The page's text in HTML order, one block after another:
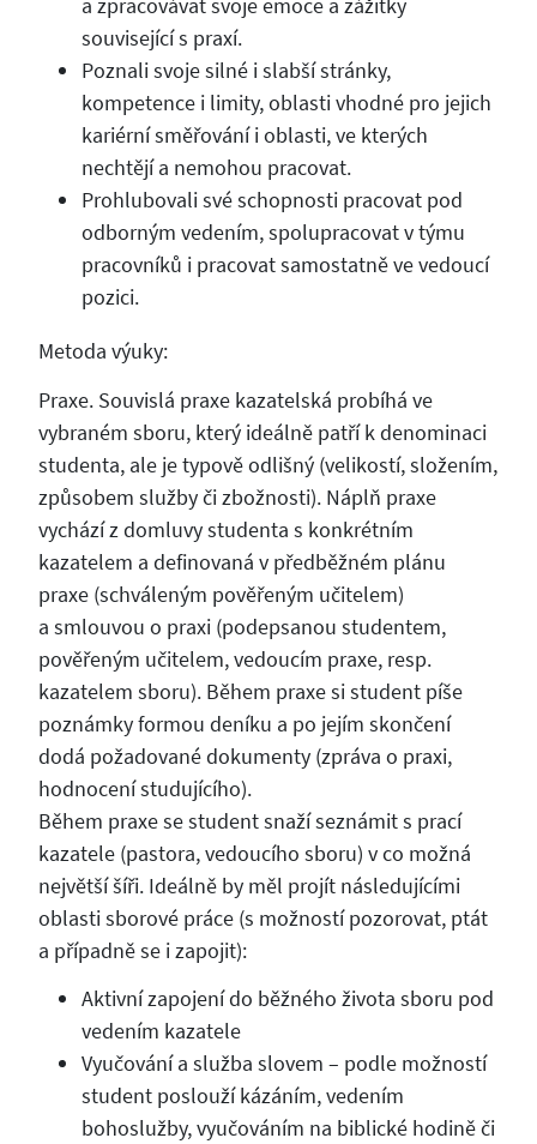
a zpracovávat svoje emoce a zážitky
související s praxí.
Poznali svoje silné i slabší stránky,
kompetence i limity, oblasti vhodné pro jejich
kariérní směřování i oblasti, ve kterých
nechtějí a nemohou pracovat.
Prohlubovali své schopnosti pracovat pod
odborným vedením, spolupracovat v týmu
pracovníků i pracovat samostatně ve vedoucí
pozici.
Metoda výuky:
Praxe. Souvislá praxe kazatelská probíhá ve
vybraném sboru, který ideálně patří k denominaci
studenta, ale je typově odlišný (velikostí, složením,
způsobem služby či zbožnosti). Náplň praxe
vychází z domluvy studenta s konkrétním
kazatelem a definovaná v předběžném plánu
praxe (schváleným pověřeným učitelem)
a smlouvou o praxi (podepsanou studentem,
pověřeným učitelem, vedoucím praxe, resp.
kazatelem sboru). Během praxe si student píše
poznámky formou deníku a po jejím skončení
dodá požadované dokumenty (zpráva o praxi,
hodnocení studujícího).
Během praxe se student snaží seznámit s prací
kazatele (pastora, vedoucího sboru) v co možná
největší šíři. Ideálně by měl projít následujícími
oblasti sborové práce (s možností pozorovat, ptát
a případně se i zapojit):
Aktivní zapojení do běžného života sboru pod
vedením kazatele
Vyučování a služba slovem – podle možností
student poslouží kázáním, vedením
bohoslužby, vyučováním na biblické hodině či